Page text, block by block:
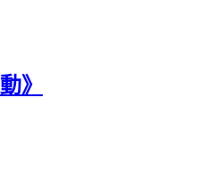
》